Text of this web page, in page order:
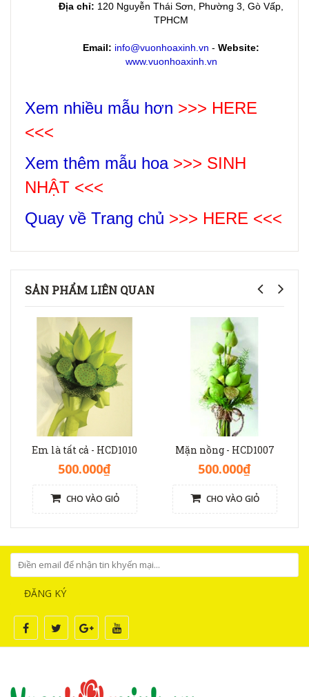
Địa chỉ: 120 Nguyễn Thái Sơn, Phường 3, Gò Vấp,
TPHCM
Email: info@vuonhoaxinh.vn - Website:
www.vuonhoaxinh.vn
Xem nhiều mẫu hơn >>> HERE
<<<
Xem thêm mẫu hoa >>> SINH
NHẬT <<<
Quay về Trang chủ >>> HERE <<<
SẢN PHẨM LIÊN QUAN
Em là tất cả - HCD1010
500.000₫
CHO VÀO GIỎ
Mặn nồng - HCD1007
500.000₫
CHO VÀO GIỎ
ĐĂNG KÝ